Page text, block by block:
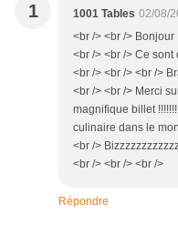
1 1001 Tables 02/08/
<br /> <br /> Bonjour
<br /> <br /> Ce sont
<br /> <br /> <br />
<br /> <br /> Merci
magnifique billet
culinaire dans le
<br />
<br /> <br /> <br />
Répondre